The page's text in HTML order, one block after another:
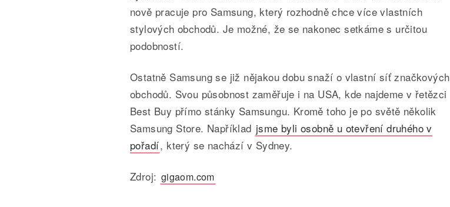
nově pracuje pro Samsung, který rozhodně chce více vlastních
stylových obchodů. Je možné, že se nakonec setkáme s určitou
podobností.
Ostatně Samsung se již nějakou dobu snaží o vlastní síť značkových
obchodů. Svou působnost zaměřuje i na USA, kde najdeme v řetězci
Best Buy přímo stánky Samsungu. Kromě toho je po světě několik
Samsung Store. Například jsme byli osobně u otevření druhého v
pořadí, který se nachází v Sydney.
Zdroj: gigaom.com